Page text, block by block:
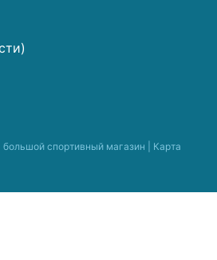
спортивный магазин | Карта